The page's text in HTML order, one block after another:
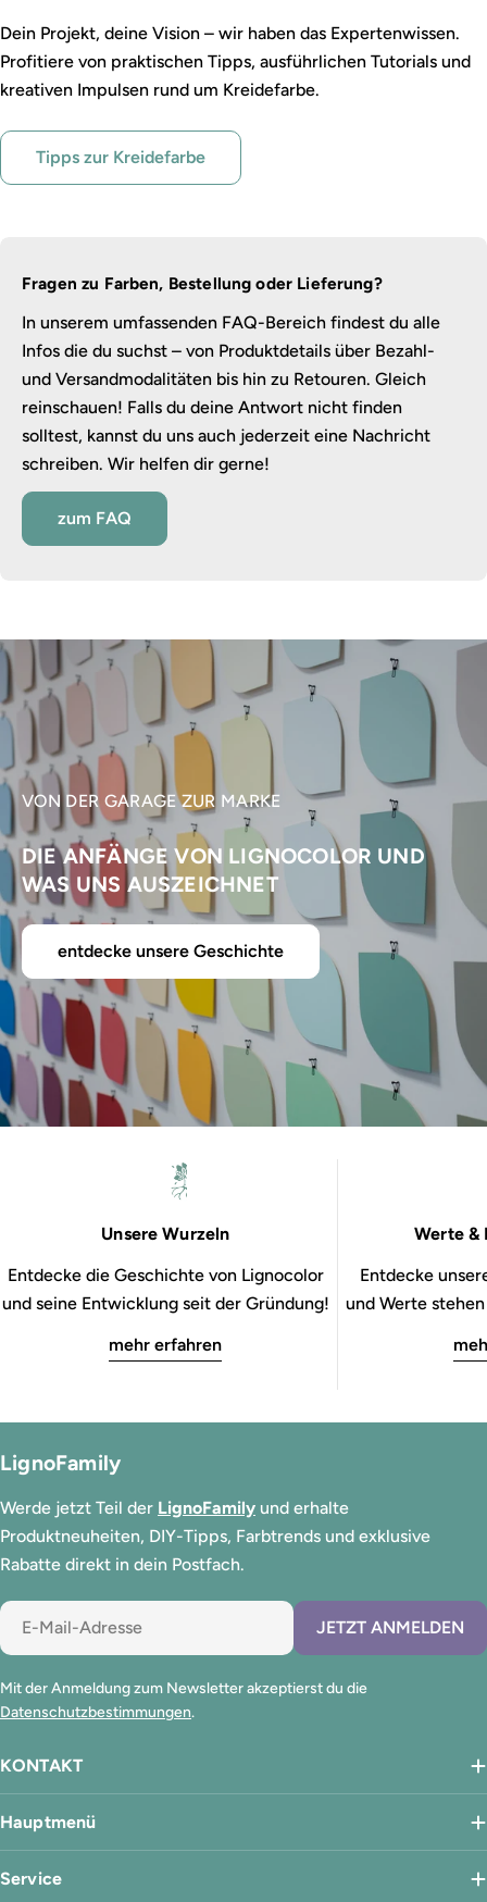
Dein Projekt, deine Vision – wir haben das Expertenwissen.
Profitiere von praktischen Tipps, ausführlichen Tutorials und
kreativen Impulsen rund um Kreidefarbe.
Tipps zur Kreidefarbe
Fragen zu Farben, Bestellung oder Lieferung?
In unserem umfassenden FAQ-Bereich findest du alle
Infos die du suchst – von Produktdetails über Bezahl-
und Versandmodalitäten bis hin zu Retouren. Gleich
reinschauen! Falls du deine Antwort nicht finden
solltest, kannst du uns auch jederzeit eine Nachricht
schreiben. Wir helfen dir gerne!
zum FAQ
VON DER GARAGE ZUR MARKE
DIE ANFÄNGE VON LIGNOCOLOR UND
WAS UNS AUSZEICHNET
entdecke unsere Geschichte
Unsere Wurzeln
Entdecke die Geschichte von Lignocolor
und seine Entwicklung seit der Gründung!
mehr erfahren
Werte &
Entdecke
und Werte
KONTAKT
Hauptmenü
Service
LignoFamily
Werde jetzt Teil der LignoFamily und erhalte
Produktneuheiten, DIY-Tipps, Farbtrends und exklusive
Rabatte direkt in dein Postfach.
E-
Mail
JETZT ANMELDEN
Mit der Anmeldung zum Newsletter akzeptierst du die
Datenschutzbestimmungen.